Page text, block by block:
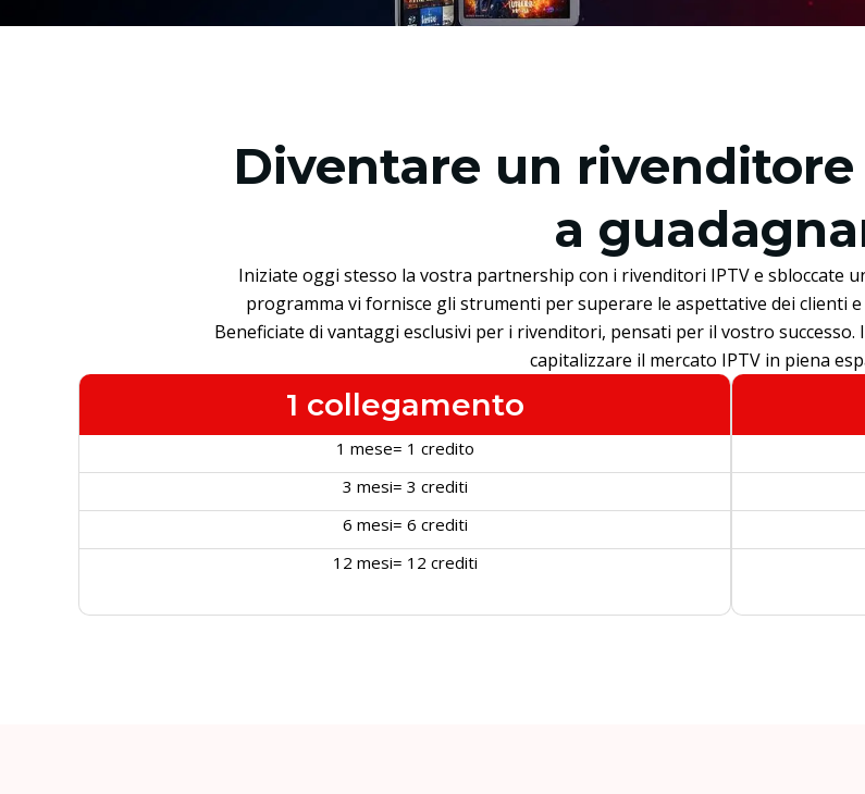
Diventare un rivenditore
a
Iniziate oggi stesso la vostra partnership con i rivenditori IPTV e sbloccate
programma vi fornisce gli strumenti per superare le aspettative dei clienti
Beneficiate di vantaggi esclusivi per i rivenditori, pensati per il vostro
capitalizzare il mercato IPTV in piena
1 collegamento
1 mese= 1 credito
3 mesi= 3 crediti
6 mesi= 6 crediti
12 mesi= 12 crediti